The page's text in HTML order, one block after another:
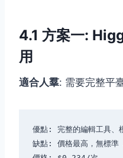
4.1 方案一:
用
適合人羣: 需要完整平
優點: 完整的編輯工具、
缺點: 價格最高，無標準